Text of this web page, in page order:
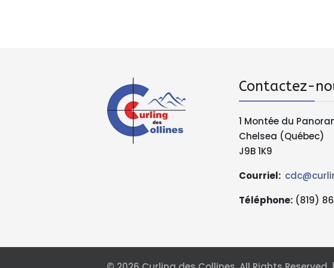
Contactez-
1 Montée du
Chelsea (Québec)
J9B 1K9
Courriel:
Téléphone: (819)